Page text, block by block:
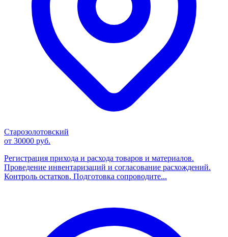
Старозолотовский
от 30000 руб.
Регистрация прихода и расхода товаров и материалов.
Проведение инвентаризаций и согласование расхождений.
Контроль остатков. Подготовка сопроводите...